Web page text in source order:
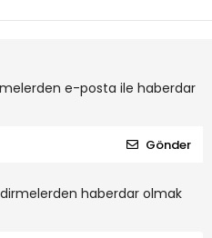
e-posta ile haberdar
Gönder
haberdar olmak